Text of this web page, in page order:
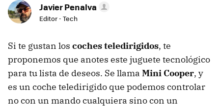
Javier Penalva
Editor - Tech
Si te gustan los coches teledirigidos, te
proponemos que anotes este juguete tecnológico
para tu lista de deseos. Se llama Mini Cooper, y
es un coche teledirigido que podemos controlar
no con un mando cualquiera sino con un